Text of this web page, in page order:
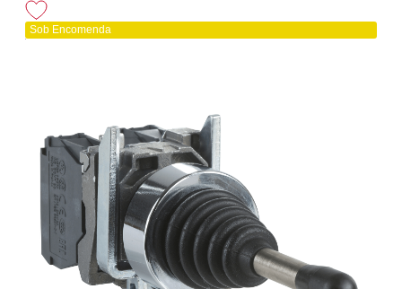
Sob Encomenda